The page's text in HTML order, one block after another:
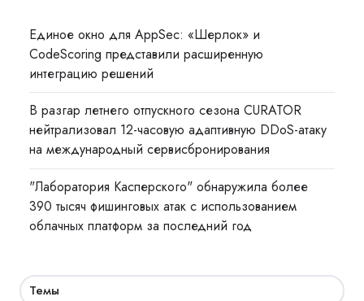
Единое окно для AppSec: «Шерлок» и
CodeScoring представили расширенную
интеграцию решений
В разгар летнего отпускного сезона CURATOR
нейтрализовал 12-часовую адаптивную DDoS-атаку
на международный сервисбронирования
"Лаборатория Касперского" обнаружила более
390 тысяч фишинговых атак с использованием
облачных платформ за последний год
Темы